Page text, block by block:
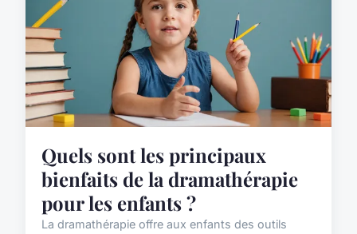
Quels sont les principaux
bienfaits de la dramathérapie
pour les enfants ?
La dramathérapie offre aux enfants des outils